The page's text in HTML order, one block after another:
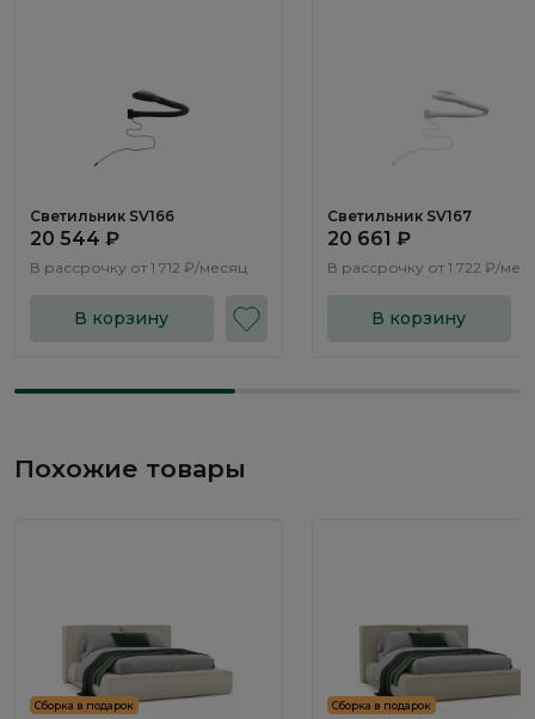
Светильник SV166
20 544 ₽
В рассрочку от 1 712 ₽/месяц
В корзину
Светильник SV167
20 661 ₽
В рассрочку от 1 722 ₽/
В корзину
Похожие товары
Сборка в подарок Сборка в подарок